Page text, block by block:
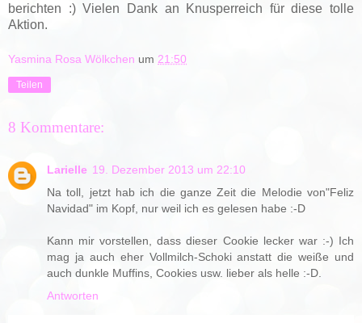
berichten :) Vielen Dank an Knusperreich für diese tolle
Aktion.
Yasmina Rosa Wölkchen um 21:50
Teilen
8 Kommentare:
Larielle 19. Dezember 2013 um 22:10
Na toll, jetzt hab ich die ganze Zeit die Melodie von"Feliz
Navidad" im Kopf, nur weil ich es gelesen habe :-D
Kann mir vorstellen, dass dieser Cookie lecker war :-) Ich
mag ja auch eher Vollmilch-Schoki anstatt die weiße und
auch dunkle Muffins, Cookies usw. lieber als helle :-D.
Antworten